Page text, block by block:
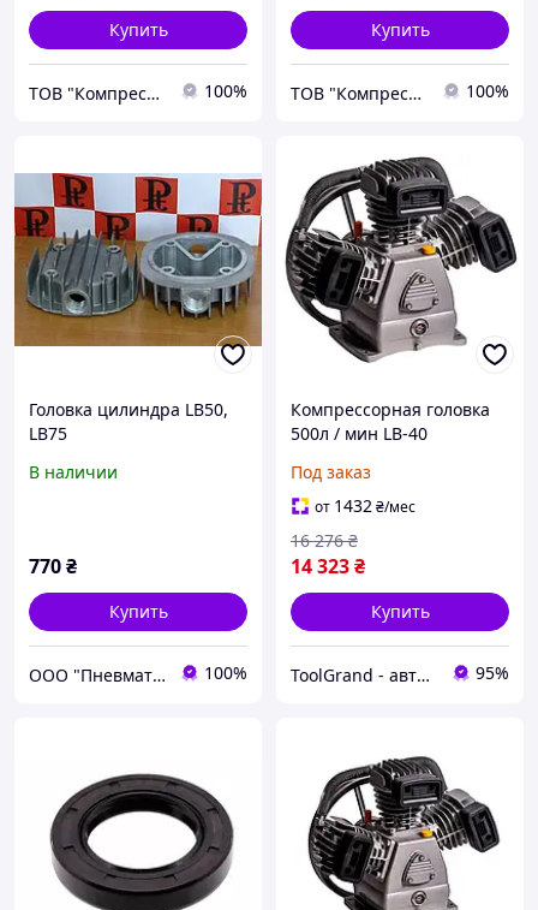
Купить
ТОВ "Компресорне обладнання" 100%
Купить
ТОВ "Компресорне обладнання" 100%
Головка цилиндра LB50,
LB75
В наличии
770₴
Купить
ООО "Пневматик Трейд" 100%
Компрессорная головка
500л / мин LB-40
Под заказ
от 1432₴/мес
14 323₴
16 276 ₴
Купить
ToolGrand - автосервисное оборудование и инструмент 95%